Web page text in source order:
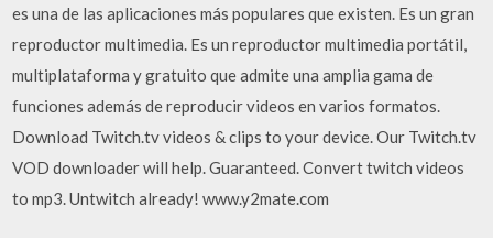
es una de las aplicaciones más populares que existen. Es un gran
reproductor multimedia. Es un reproductor multimedia portátil,
multiplataforma y gratuito que admite una amplia gama de
funciones además de reproducir videos en varios formatos.
Download Twitch.tv videos & clips to your device. Our Twitch.tv
VOD downloader will help. Guaranteed. Convert twitch videos
to mp3. Untwitch already! www.y2mate.com